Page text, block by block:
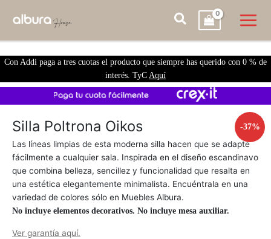
Con Addi paga a tres cuotas el producto que siempre has querido con 0 % de
interés. TyC Aquí
-37%
Silla Poltrona Oikos
Las líneas limpias de esta moderna silla hacen que se adapte
fácilmente a cualquier sala. Inspirada en el diseño escandinavo
que combina belleza, sencillez y funcionalidad que resalta en
una estética elegantemente minimalista. Encuéntrala en una
variedad de colores sólo en Muebles Albura.
No incluye elementos decorativos. No incluye mesa auxiliar.
Ver garantía aquí.
Silla
Poltrona
Oikos
cantidad